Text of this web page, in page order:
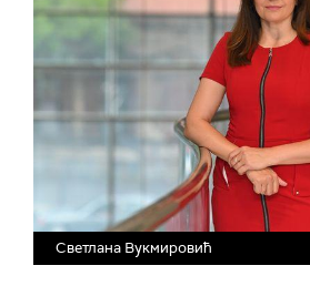
Светлана Вукмировић